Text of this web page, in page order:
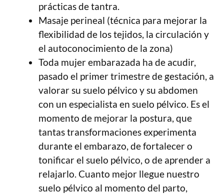
prácticas de tantra.
Masaje perineal (técnica para mejorar la
flexibilidad de los tejidos, la circulación y
el autoconocimiento de la zona)
Toda mujer embarazada ha de acudir,
pasado el primer trimestre de gestación, a
valorar su suelo pélvico y su abdomen
con un especialista en suelo pélvico. Es el
momento de mejorar la postura, que
tantas transformaciones experimenta
durante el embarazo, de fortalecer o
tonificar el suelo pélvico, o de aprender a
relajarlo. Cuanto mejor llegue nuestro
suelo pélvico al momento del parto,